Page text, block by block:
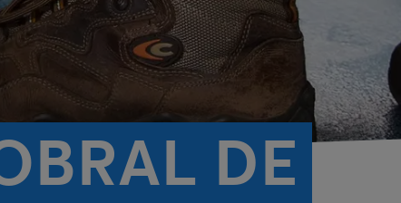
DE